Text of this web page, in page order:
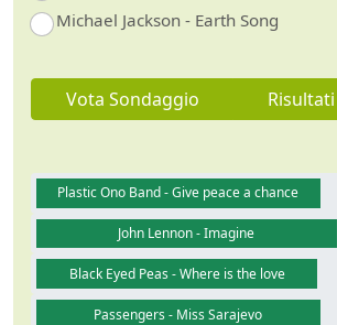
Michael Jackson - Earth Song
Vota Sondaggio
Plastic Ono Band - Give peace a chance
John Lennon - Imagine
Black Eyed Peas - Where is the love
Passengers - Miss Sarajevo